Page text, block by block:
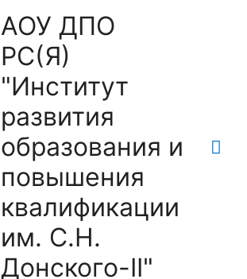
АОУ ДПО
РС(Я)
"Институт
развития
образования и
повышения
квалификации
им. С.Н.
Донского-II"